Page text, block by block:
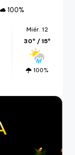
100%
Miér. 12
30º / 15º
100%